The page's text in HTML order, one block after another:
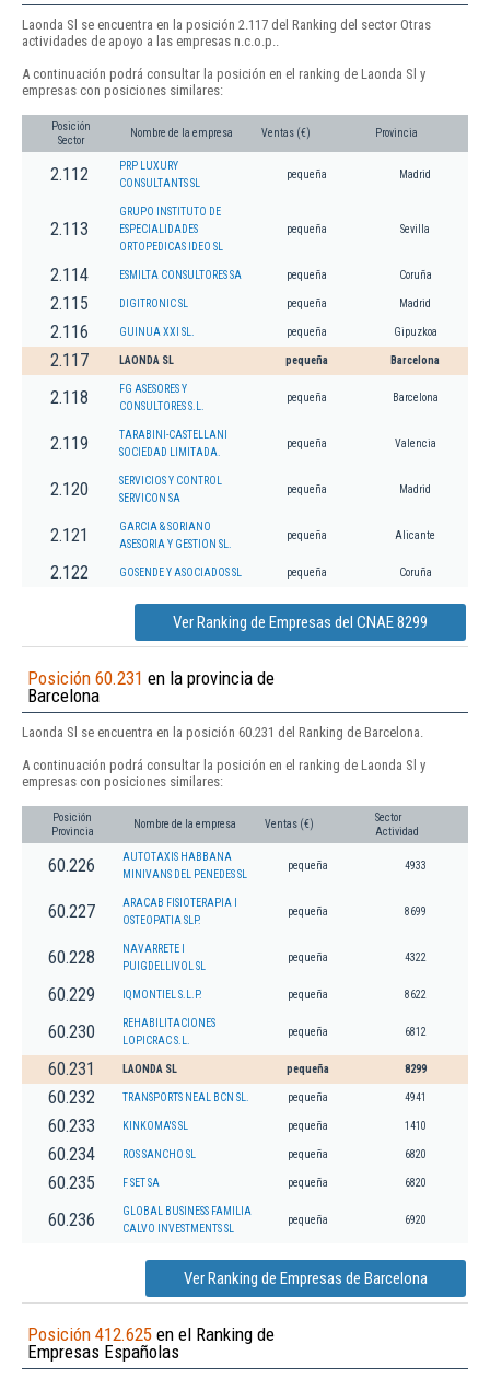
Laonda Sl se encuentra en la posición 2.117 del Ranking del sector Otras
actividades de apoyo a las empresas n.c.o.p..
A continuación podrá consultar la posición en el ranking de Laonda Sl y
empresas con posiciones similares:
Posición
Sector
Nombre de la empresa Ventas (€) Provincia
2.112
PRP LUXURY
CONSULTANTS SL
pequeña Madrid
2.113
GRUPO INSTITUTO DE
ESPECIALIDADES
ORTOPEDICAS IDEO SL
pequeña Sevilla
2.114 ESMILTA CONSULTORES SA pequeña Coruña
2.115 DIGITRONIC SL pequeña Madrid
2.116 GUINUA XXI SL. pequeña Gipuzkoa
2.117 LAONDA SL pequeña Barcelona
2.118
FG ASESORES Y
CONSULTORES S.L.
pequeña Barcelona
2.119
TARABINI-CASTELLANI
SOCIEDAD LIMITADA.
pequeña Valencia
2.120
SERVICIOS Y CONTROL
SERVICON SA
pequeña Madrid
2.121
GARCIA & SORIANO
ASESORIA Y GESTION SL.
pequeña Alicante
2.122 GOSENDE Y ASOCIADOS SL pequeña Coruña
Ver Ranking de Empresas del CNAE 8299
Posición 60.231 en la provincia de
Barcelona
Laonda Sl se encuentra en la posición 60.231 del Ranking de Barcelona.
A continuación podrá consultar la posición en el ranking de Laonda Sl y
empresas con posiciones similares:
Posición
Provincia
Nombre de la empresa Ventas (€)
Sector
Actividad
60.226
AUTOTAXIS HABBANA
MINIVANS DEL PENEDES SL
pequeña 4933
60.227
ARACAB FISIOTERAPIA I
OSTEOPATIA SLP.
pequeña 8699
60.228
NAVARRETE I
PUIGDELLIVOL SL
pequeña 4322
60.229 IQMONTIEL S.L.P. pequeña 8622
60.230
REHABILITACIONES
LOPICRAC S.L.
pequeña 6812
60.231 LAONDA SL pequeña 8299
60.232 TRANSPORTS NEAL BCN SL. pequeña 4941
60.233 KINKOMA'S SL pequeña 1410
60.234 ROS SANCHO SL pequeña 6820
60.235 F SET SA pequeña 6820
60.236
GLOBAL BUSINESS FAMILIA
CALVO INVESTMENTS SL
pequeña 6920
Ver Ranking de Empresas de Barcelona
Posición 412.625 en el Ranking de
Empresas Españolas